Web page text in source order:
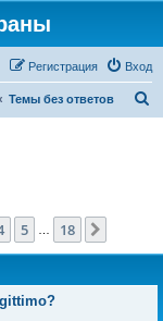
Вход
Регистрация
Темы без ответов
18
5 18